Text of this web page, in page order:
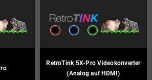
RetroTink 5X-Pro Videokonverter
(Analog auf HDMI)